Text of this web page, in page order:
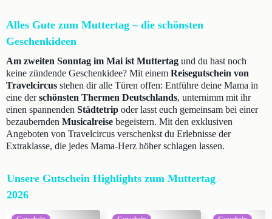
Alles Gute zum Muttertag – die schönsten
Geschenkideen
Am zweiten Sonntag im Mai ist Muttertag und du hast noch
keine zündende Geschenkidee? Mit einem Reisegutschein von
Travelcircus stehen dir alle Türen offen: Entführe deine Mama in
eine derschönsten Thermen Deutschlands, unternimm mit ihr
einen spannenden Städtetrip oder lasst euch gemeinsam bei einer
bezaubernden Musicalreise begeistern. Mit den exklusiven
Angeboten von Travelcircus verschenkst du Erlebnisse der
Extraklasse, die jedes Mama-Herz höher schlagen lassen.
Unsere Gutschein Highlights zum Muttertag
2026